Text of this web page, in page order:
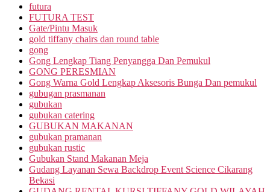
futura
FUTURA TEST
Gate/Pintu Masuk
gold tiffany chairs dan round table
gong
Gong Lengkap Tiang Penyangga Dan Pemukul
GONG PERESMIAN
Gong Warna Gold Lengkap Aksesoris Bunga Dan pemukul
gubugan prasmanan
gubukan
gubukan catering
GUBUKAN MAKANAN
gubukan pramanan
gubukan rustic
Gubukan Stand Makanan Meja
Gudang Layanan Sewa Backdrop Event Science Cikarang
Bekasi